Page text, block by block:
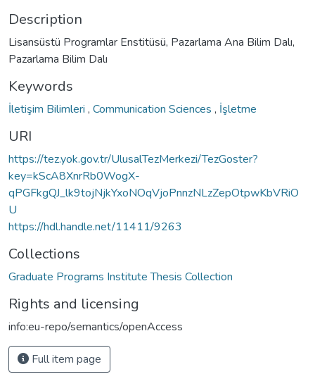
Description
Lisansüstü Programlar Enstitüsü, Pazarlama Ana Bilim Dalı,
Pazarlama Bilim Dalı
Keywords
İletişim Bilimleri , Communication Sciences , İşletme
URI
https://tez.yok.gov.tr/UlusalTezMerkezi/TezGoster?
key=kScA8XnrRb0WogX-
qPGFkgQJ_lk9tojNjkYxoNOqVjoPnnzNLzZepOtpwKbVRiO
U
https://hdl.handle.net/11411/9263
Collections
Graduate Programs Institute Thesis Collection
Rights and licensing
info:eu-repo/semantics/openAccess
Full item page